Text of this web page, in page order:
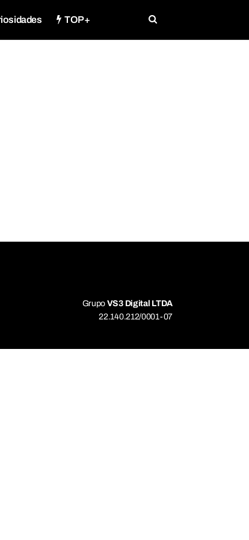
TOP+
Grupo VS3 Digital LTDA
22.140.212/0001-07